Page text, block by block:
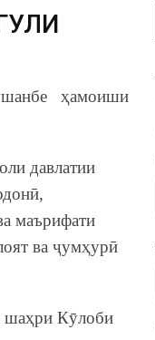
ҳамоиши
давлатии
маърифати
ва ҷумҳурӣ
шаҳри Кӯлоби